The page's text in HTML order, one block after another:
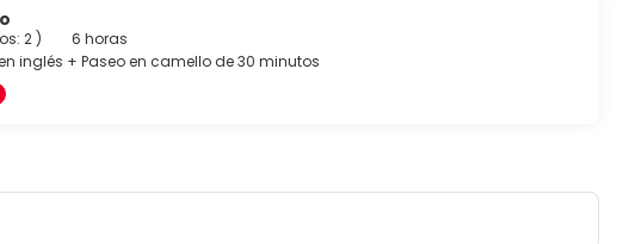
2 )
6 horas
inglés + Paseo en camello de 30 minutos